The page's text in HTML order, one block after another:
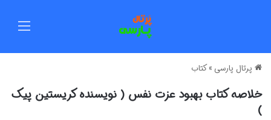
پرتال پارسی »کتاب
خلاصه کتاب بهبود عزت نفس ( نویسنده کریستین پیک
)